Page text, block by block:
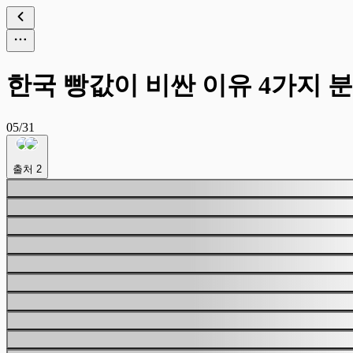
한국 빵값이 비싼 이유 4가지
05/31
출처 2